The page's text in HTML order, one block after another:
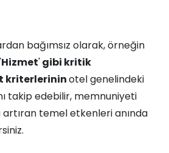
bağımsız olarak, örneğin
Hizmet'gibi kritik
kriterlerininotel genelindeki
takip edebilir, memnuniyeti
temel etkenleri anında